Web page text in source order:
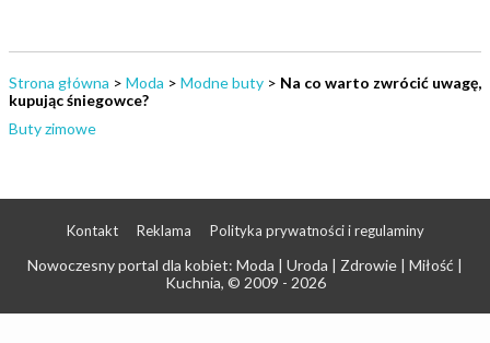
Strona główna > Moda > Modne buty > Na co warto zwrócić uwagę,
kupując śniegowce?
Buty zimowe
Kontakt Reklama Polityka prywatności i regulaminy
Nowoczesny portal dla kobiet: Moda | Uroda | Zdrowie | Miłość |
Kuchnia, © 2009 - 2026